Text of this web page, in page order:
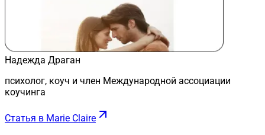
Надежда Драган
психолог, коуч и член Международной ассоциации
коучинга
Статья в Marie Claire